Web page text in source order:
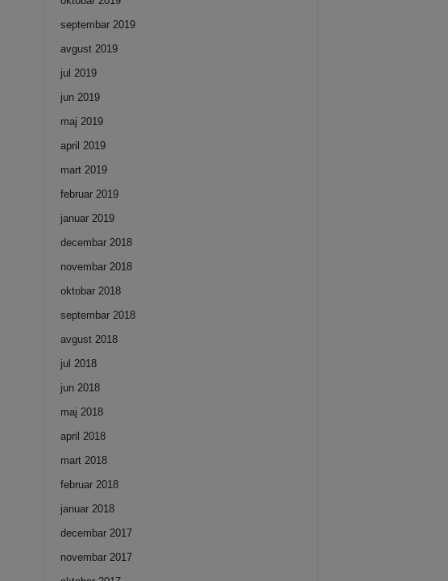
septembar 2019
avgust 2019
jul 2019
jun 2019
maj 2019
april 2019
mart 2019
februar 2019
januar 2019
decembar 2018
novembar 2018
oktobar 2018
septembar 2018
avgust 2018
jul 2018
jun 2018
maj 2018
april 2018
mart 2018
februar 2018
januar 2018
decembar 2017
novembar 2017